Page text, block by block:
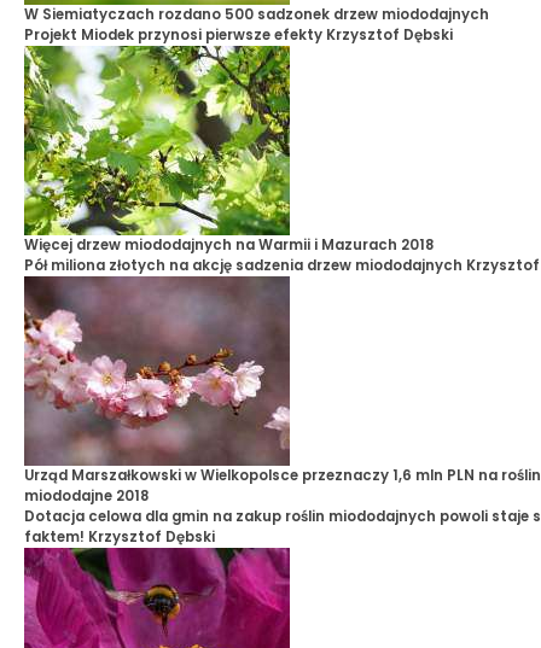
W Siemiatyczach rozdano 500 sadzonek drzew miododajnych
Projekt Miodek przynosi pierwsze efekty Krzysztof Dębski
Więcej drzew miododajnych na Warmii i Mazurach 2018
Pół miliona złotych na akcję sadzenia drzew miododajnych Krzysztof
Urząd Marszałkowski w Wielkopolsce przeznaczy 1,6 mln PLN na
miododajne 2018
Dotacja celowa dla gmin na zakup roślin miododajnych powoli staje
faktem! Krzysztof Dębski